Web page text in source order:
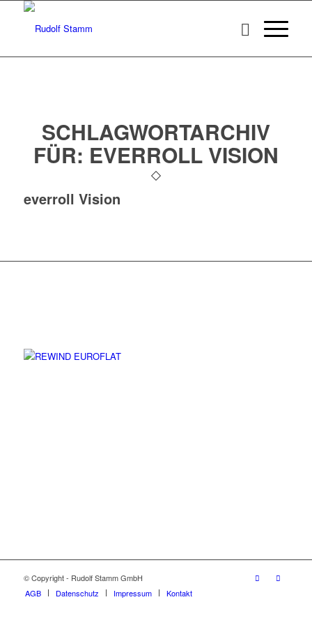
SCHLAGWORTARCHIV
FÜR: EVERROLL VISION
everroll Vision
© Copyright - Rudolf Stamm GmbH
AGB
Datenschutz Impressum Kontakt